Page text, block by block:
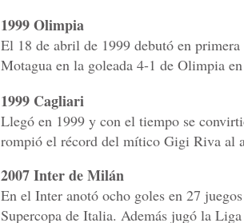
1999 Olimpia
El 18 de abril de 1999 debutó en
Motagua en la goleada 4-1 de Olimpia
1999 Cagliari
Llegó en 1999 y con el tiempo se
rompió el récord del mítico Gigi Riva al
2007 Inter de Milán
En el Inter anotó ocho goles en 27
Supercopa de Italia. Además jugó la Liga